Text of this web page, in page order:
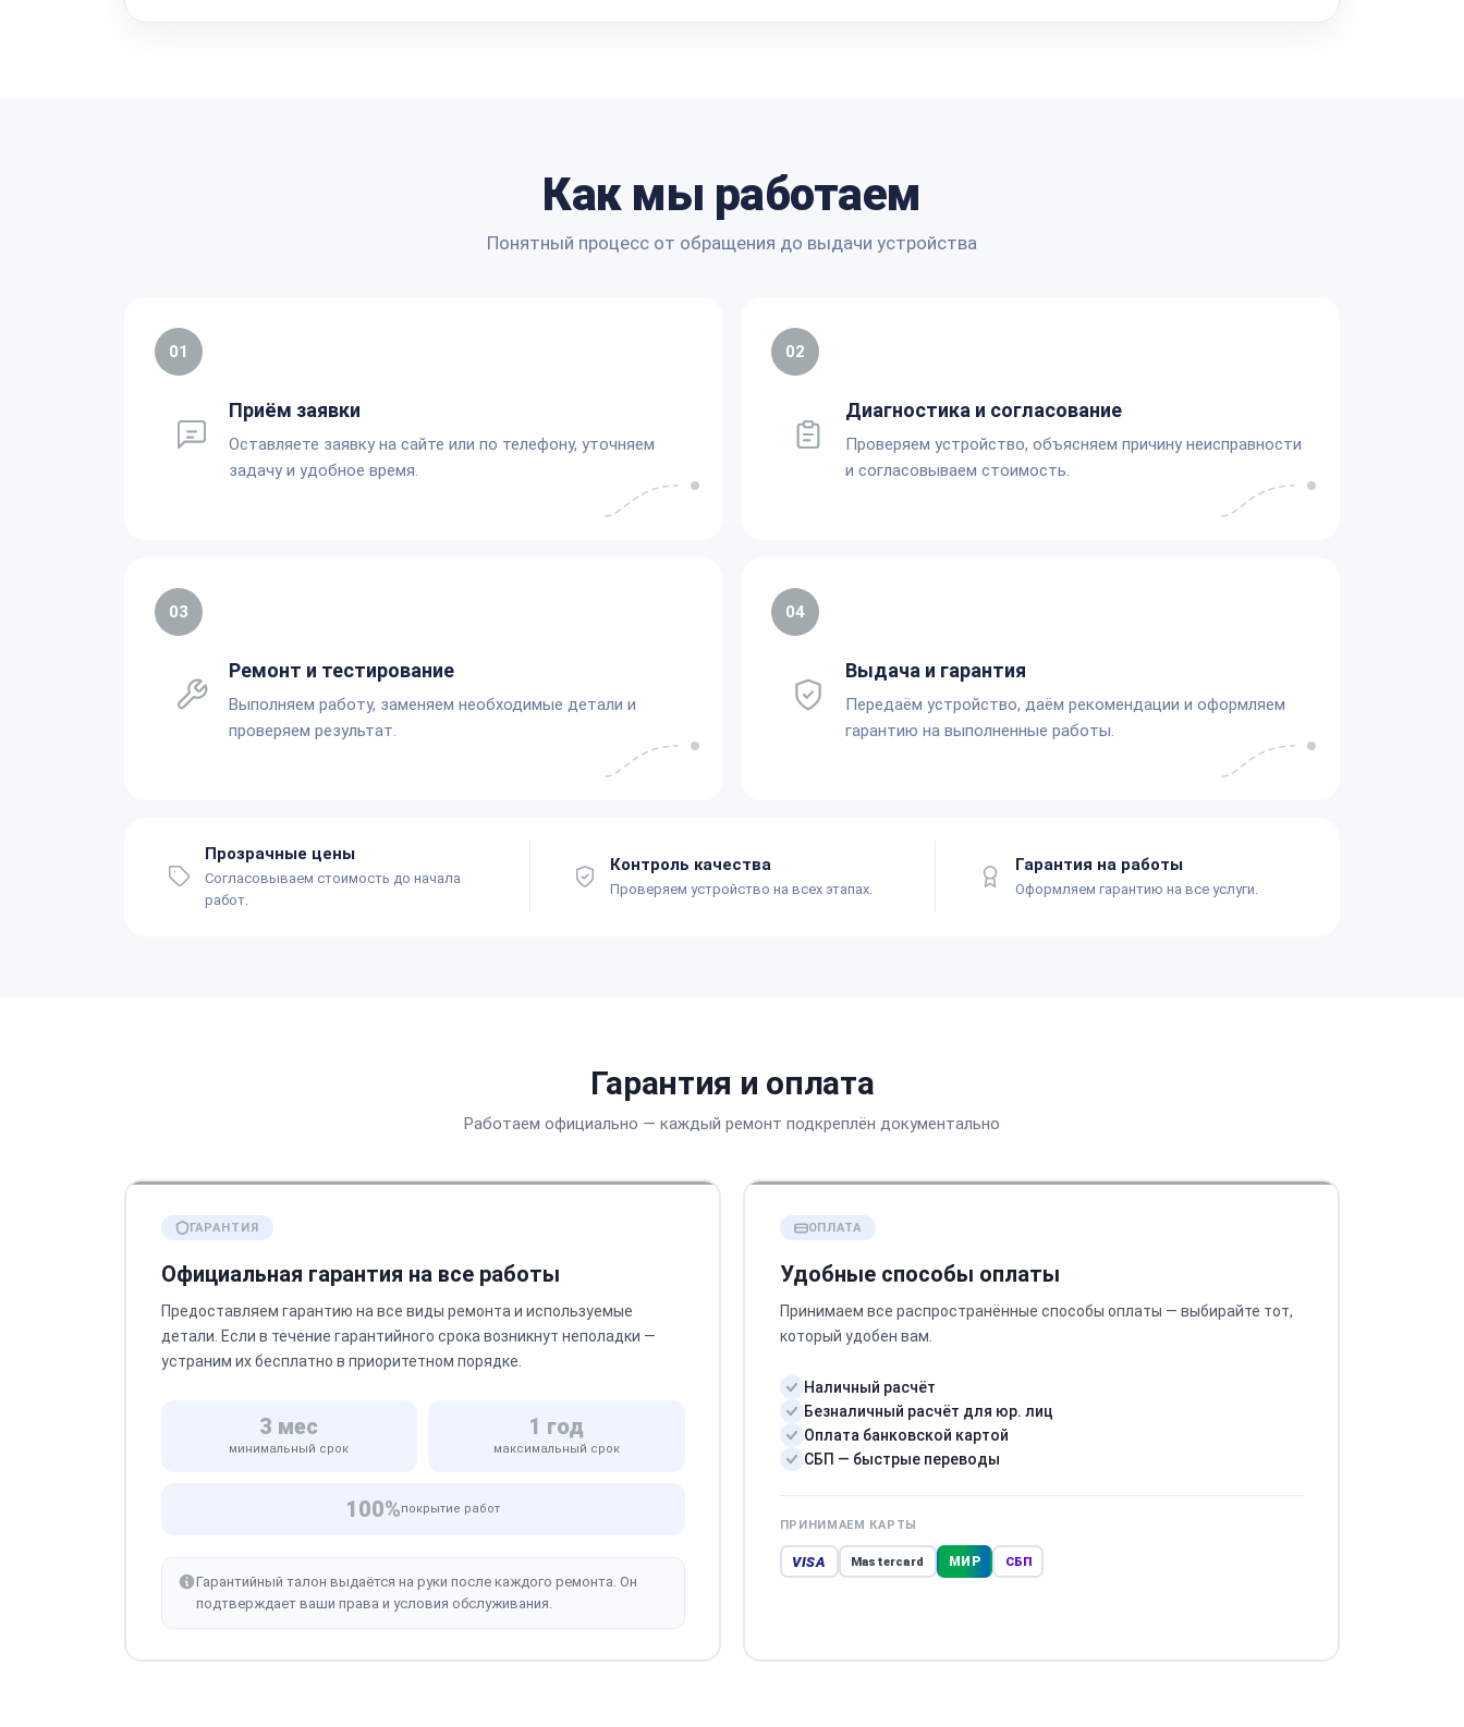
Как мы работаем
Понятный процесс от обращения до выдачи устройства
01
Приём заявки
Оставляете заявку на сайте или по телефону, уточняем
задачу и удобное время.
02
Диагностика и согласование
Проверяем устройство, объясняем причину неисправности
и согласовываем стоимость.
03
Ремонт и тестирование
Выполняем работу, заменяем необходимые детали и
проверяем результат.
04
Выдача и гарантия
Передаём устройство, даём рекомендации и оформляем
гарантию на выполненные работы.
Прозрачные цены
Согласовываем стоимость до начала
работ.
Контроль качества
Проверяем устройство на всех этапах.
Гарантия на работы
Оформляем гарантию на все услуги.
Гарантия и оплата
Работаем официально — каждый ремонт подкреплён документально
ГАРАНТИЯ
Официальная гарантия на все работы
Предоставляем гарантию на все виды ремонта и используемые
детали. Если в течение гарантийного срока возникнут неполадки —
устраним их бесплатно в приоритетном порядке.
3 мес
минимальный срок
1 год
максимальный срок
100%покрытие работ
Гарантийный талон выдаётся на руки после каждого ремонта. Он
подтверждает ваши права и условия обслуживания.
ОПЛАТА
Удобные способы оплаты
Принимаем все распространённые способы оплаты — выбирайте тот,
который удобен вам.
Наличный расчёт
Безналичный расчёт для юр. лиц
Оплата банковской картой
СБП — быстрые переводы
ПРИНИМАЕМ КАРТЫ
VISA Mastercard МИР СБП